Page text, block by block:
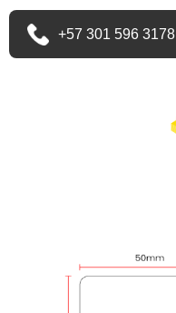
+57 301 596 3178